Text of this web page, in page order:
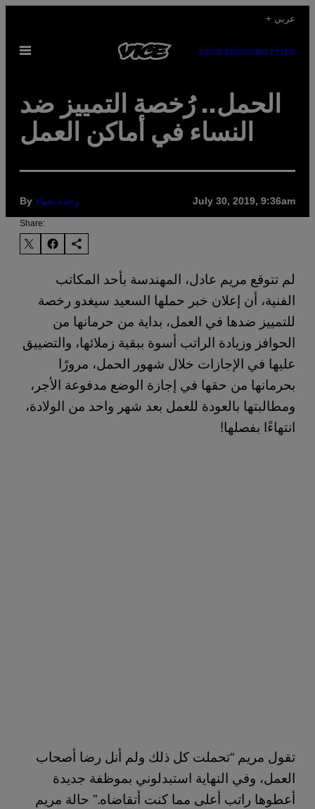
content
+ عربي
Open
SUBSCRIBENEWSLETTER
الحمل.. رُخصة التمييز ضد
النساء في أماكن العمل
By رحمة ضياء July 30, 2019, 9:36am
Share:
لم تتوقع مريم عادل، المهندسة بأحد المكاتب
الفنية، أن إعلان خبر حملها السعيد سيغدو رخصة
للتمييز ضدها في العمل، بداية من حرمانها من
الحوافز وزيادة الراتب أسوة ببقية زملائها، والتضييق
عليها في الإجازات خلال شهور الحمل، مرورًا
بحرمانها من حقها في إجازة الوضع مدفوعة الأجر،
ومطالبتها بالعودة للعمل بعد شهر واحد من الولادة،
انتهاءًا بفصلها!
تقول مريم “تحملت كل ذلك ولم أنل رضا أصحاب
العمل، وفي النهاية استبدلوني بموظفة جديدة
أعطوها راتب أعلى مما كنت أتقاضاه.” حالة مريم